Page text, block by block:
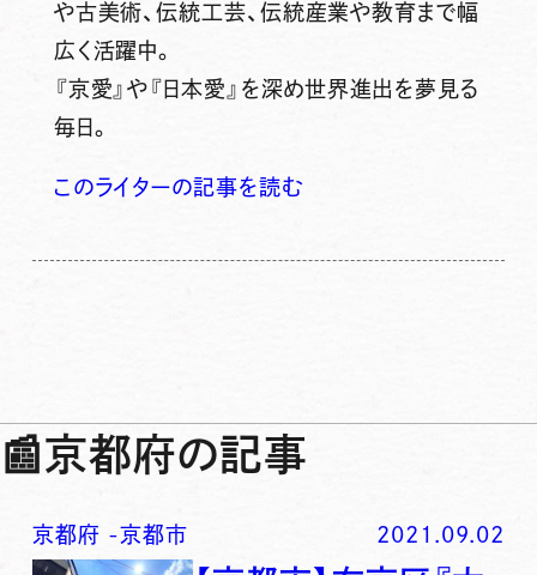
や古美術、伝統工芸、伝統産業や教育まで幅
広く活躍中。
『京愛』や『日本愛』を深め世界進出を夢見る
毎日。
このライターの記事を読む
📰京都府の記事
京都府 -京都市 2021.09.02